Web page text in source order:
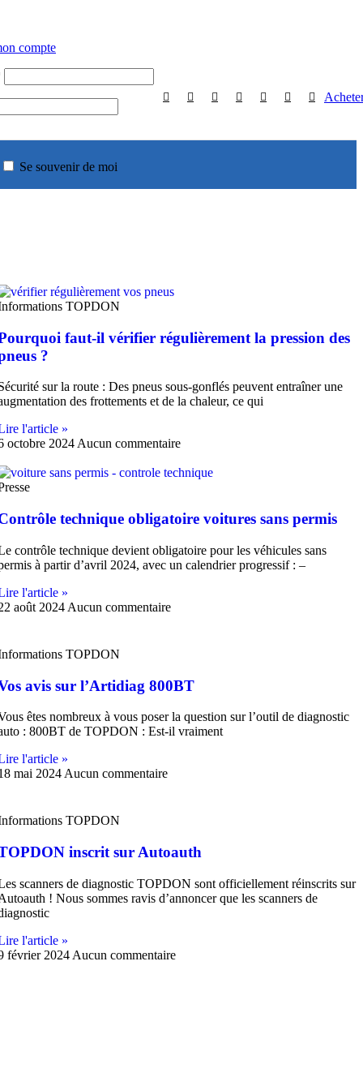
compte
Se souvenir de moi
TOPDON
faut-il vérifier régulièrement la pression des
?
sur la route : Des pneus sous-gonflés peuvent entraîner une
des frottements et de la chaleur, ce qui
l'article »
octobre 2024Aucun commentaire
technique obligatoire voitures sans permis
contrôle technique devient obligatoire pour les véhicules sans
à partir d’avril 2024, avec un calendrier progressif : –
l'article »
août 2024 Aucun commentaire
TOPDON
avis sur l’Artidiag 800BT
êtes nombreux à vous poser la question sur l’outil de diagnostic
: 800BT de TOPDON : Est-il vraiment
l'article »
mai 2024 Aucun commentaire
TOPDON
inscrit sur Autoauth
scanners de diagnostic TOPDON sont officiellement réinscrits sur
! Nous sommes ravis d’annoncer que les scanners de
l'article »
février 2024 Aucun commentaire